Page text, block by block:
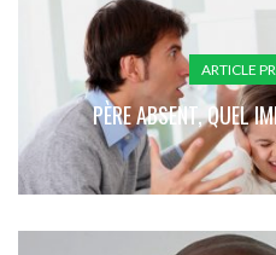
ARTICLE
PÈRE ABSENT, QUEL